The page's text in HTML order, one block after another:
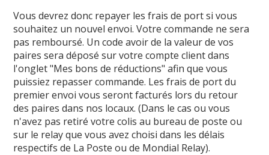
Vous devrez donc repayer les frais de port si vous
souhaitez un nouvel envoi. Votre commande ne sera
pas remboursé. Un code avoir de la valeur de vos
paires sera déposé sur votre compte client dans
l'onglet "Mes bons de réductions" afin que vous
puissiez repasser commande. Les frais de port du
premier envoi vous seront facturés lors du retour
des paires dans nos locaux. (Dans le cas ou vous
n'avez pas retiré votre colis au bureau de poste ou
sur le relay que vous avez choisi dans les délais
respectifs de La Poste ou de Mondial Relay).